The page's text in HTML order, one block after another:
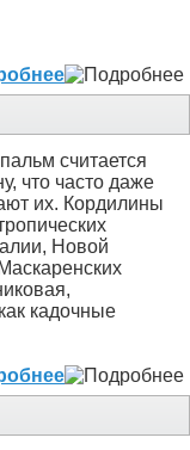
считается
что часто даже
их. Кордилины
Новой
кадочные